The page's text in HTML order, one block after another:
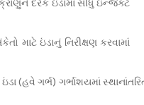
દરેક ઇંડામાં સીધું ઇન્જેક્ટ
માટે ઇંડાનું નિરીક્ષણ કરવામાં
(હવે ગર્ભ) ગર્ભાશયમાં